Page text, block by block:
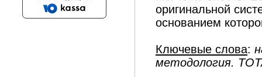
оригинальной
основанием
Ключевые слова:
методология.